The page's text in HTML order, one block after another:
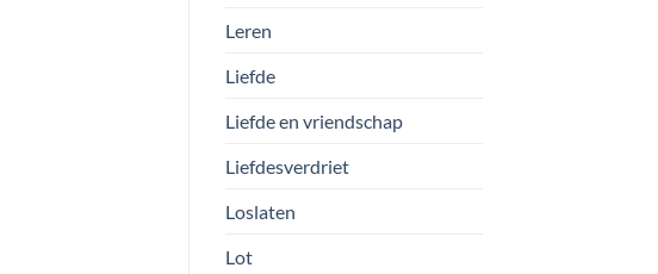
Leren
Liefde
Liefde en vriendschap
Liefdesverdriet
Loslaten
Lot